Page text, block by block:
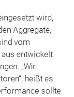
wird,
Aggregate,
vom
entwickelt
„Wir
heißt es
sollte